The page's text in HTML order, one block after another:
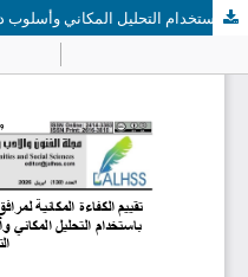
تقييم الكفاءة المكانية لمرافق الإيواء السياحي في مدينة جازان باستخدام التحليل المكاني وأسلوب دلفي لتحديد أوزان المعايير التخطيطية